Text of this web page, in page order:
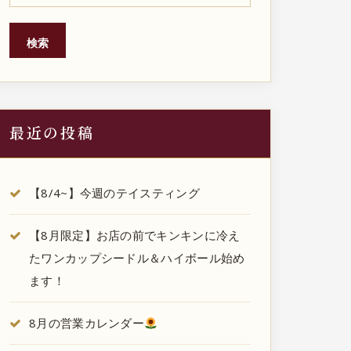
検索
最近の投稿
【8/4~】今週のテイスティング
【8月限定】お店の前でキンキンに冷え
たワンカップシードル＆ハイボール始め
ます！
8月の営業カレンダー